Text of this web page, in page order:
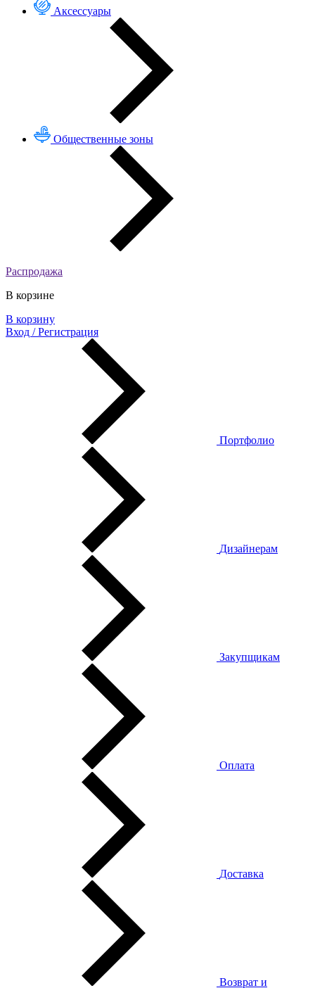
Аксессуары
Общественные зоны
Распродажа
В корзине
В корзину
Вход / Регистрация
Портфолио
Дизайнерам
Закупщикам
Оплата
Доставка
Возврат и